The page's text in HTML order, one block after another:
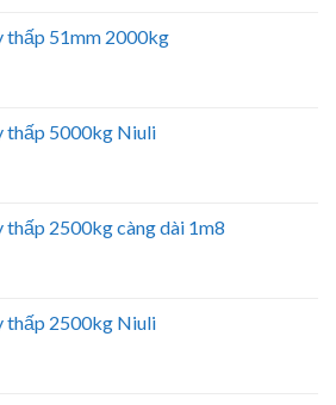
thấp 51mm 2000kg
thấp 5000kg Niuli
thấp 2500kg càng dài 1m8
thấp 2500kg Niuli